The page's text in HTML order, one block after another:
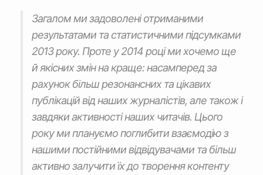
Загалом ми задоволені отриманими
результатами та статистичними підсумками
2013 року. Проте у 2014 році ми хочемо ще
й якісних змін на краще: насамперед за
рахунок більш резонансних та цікавих
публікацій від наших журналістів, але також і
завдяки активності наших читачів. Цього
року ми плануємо поглибити взаємодію з
нашими постійними відвідувачами та більш
активно залучити їх до творення контенту